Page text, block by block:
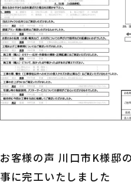
お客様の声 川口市K様邸
事に完工いたしました